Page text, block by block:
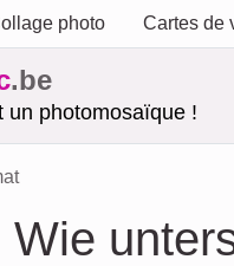
photo Cartes de
.be
un photomosaïque !
Wie